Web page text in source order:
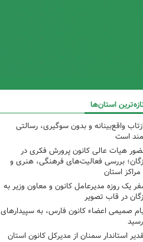
استان‌ها
واقع‌بینانه و بدون سوگیری، رسالتی
است
هیات عالی کانون پرورش فکری در
بررسی فعالیت‌های فرهنگی، هنری و
مراکز استان
یک روزه مدیرعامل کانون و معاون وزیر به
در قاب تصویر
صمیمی اعضاء کانون فارس، به سپیدارهای
استاندار سمنان از مدیرکل کانون استان